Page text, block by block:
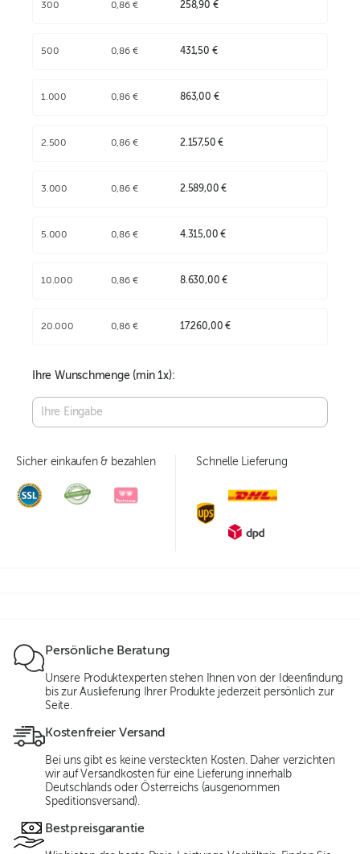
300 0,86 € 258,90 €
500 0,86 € 431,50 €
1.000 0,86 € 863,00 €
2.500 0,86 € 2.157,50 €
3.000 0,86 € 2.589,00 €
5.000 0,86 € 4.315,00 €
10.000 0,86 € 8.630,00 €
20.000 0,86 € 17.260,00 €
Ihre Wunschmenge (min1x):
Sicher einkaufen & bezahlen Schnelle Lieferung
Persönliche Beratung
Unsere Produktexperten stehen Ihnen von der Ideenfindung
bis zur Auslieferung Ihrer Produkte jederzeit persönlich zur
Seite.
Kostenfreier Versand
Bei uns gibt es keine versteckten Kosten. Daher verzichten
wir auf Versandkosten für eine Lieferung innerhalb
Deutschlands oder Österreichs (ausgenommen
Speditionsversand).
Bestpreisgarantie